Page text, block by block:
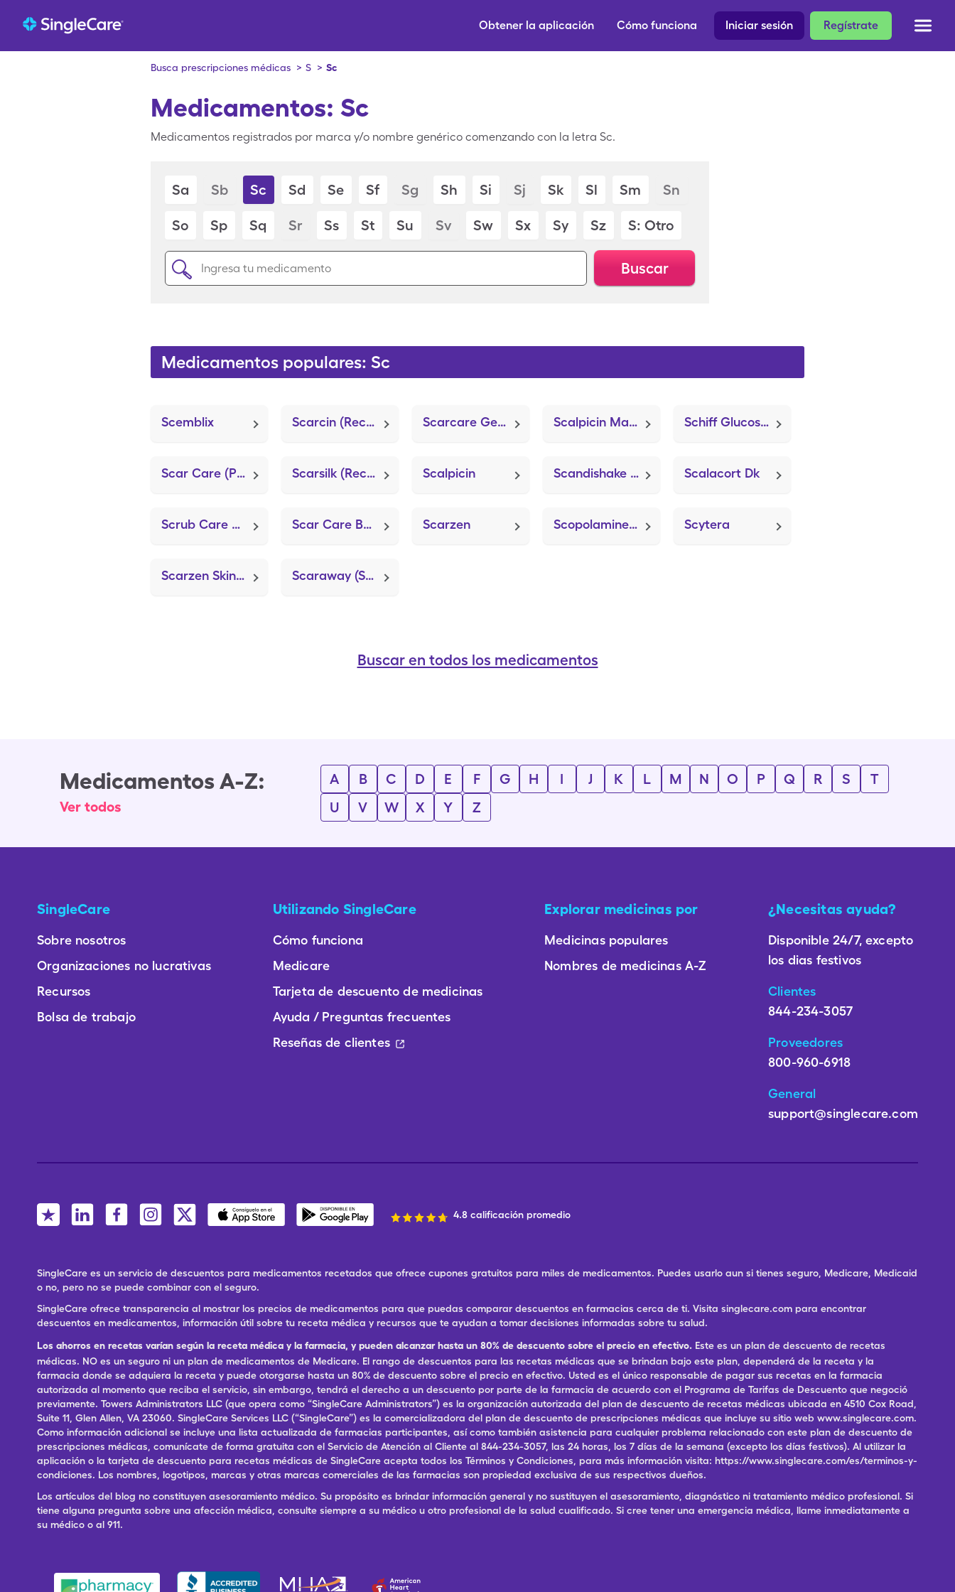
Regístrate
Iniciar sesión
Cómo funciona
Obtener la aplicación
Busca prescripciones médicas > S > Sc
Medicamentos: Sc
Medicamentos registrados por marca y/o nombre genérico comenzando con la letra Sc.
Sa Sb Sc Sd Se Sf Sg Sh Si Sj Sk Sl Sm Sn
So Sp Sq Sr Ss St Su Sv Sw Sx Sy Sz S: Otro
Buscar
Medicamentos populares: Sc
Scemblix Scarcin (Recedo) Scarcare Gel-Pad Kit/Large Scalpicin Maximum Strength Schiff Glucosamine Plus Vit D3
Scar Care (PCCA Lipoderm Base) Scarsilk (Recedo) Scalpicin Scandishake (EquaCare Jr) Scalacort Dk
Scrub Care Povidone-Iodine (Povidone-Iodine) Scar Care Base Enhanced (VersaPro) Scarzen Scopolamine (Transderm Scop) Scytera
Scarzen Skin Repair Scaraway (ScarSilk)
Buscar en todos los medicamentos
Medicamentos A-Z:
Ver todos
A B C D E F G H I J K L M N O P Q R S
T
U
V W X Y Z
SingleCare
Sobre nosotros
Organizaciones no lucrativas
Recursos
Bolsa de trabajo
Utilizando SingleCare
Cómo funciona
Medicare
Tarjeta de descuento de medicinas
Ayuda / Preguntas frecuentes
Reseñas de clientes
Explorar medicinas por
Medicinas populares
Nombres de medicinas A-Z
¿Necesitas ayuda?
Disponible 24/7, excepto
los dias festivos
Clientes
844-234-3057
Proveedores
800-960-6918
General
support@singlecare.com
4.8 calificación promedio
SingleCare es un servicio de descuentos para medicamentos recetados que ofrece cupones gratuitos para miles de medicamentos. Puedes usarlo aun si tienes seguro, Medicare, Medicaid
o no, pero no se puede combinar con el seguro.
SingleCare ofrece transparencia al mostrar los precios de medicamentos para que puedas comparar descuentos en farmacias cerca de ti. Visita singlecare.com para encontrar
descuentos en medicamentos, información útil sobre tu receta médica y recursos que te ayudan a tomar decisiones informadas sobre tu salud.
Los ahorros en recetas varían según la receta médica y la farmacia, y pueden alcanzar hasta un 80% de descuento sobre el precio en efectivo. Este es un plan de descuento de recetas
médicas. NO es un seguro ni un plan de medicamentos de Medicare. El rango de descuentos para las recetas médicas que se brindan bajo este plan, dependerá de la receta y la
farmacia donde se adquiera la receta y puede otorgarse hasta un 80% de descuento sobre el precio en efectivo. Usted es el único responsable de pagar sus recetas en la farmacia
autorizada al momento que reciba el servicio, sin embargo, tendrá el derecho a un descuento por parte de la farmacia de acuerdo con el Programa de Tarifas de Descuento que negoció
previamente. Towers Administrators LLC (que opera como “SingleCare Administrators”) es la organización autorizada del plan de descuento de recetas médicas ubicada en 4510 Cox Road,
Suite 11, Glen Allen, VA 23060. SingleCare Services LLC (“SingleCare”) es la comercializadora del plan de descuento de prescripciones médicas que incluye su sitio web www.singlecare.com.
Como información adicional se incluye una lista actualizada de farmacias participantes, así como también asistencia para cualquier problema relacionado con este plan de descuento de
prescripciones médicas, comunícate de forma gratuita con el Servicio de Atención al Cliente al 844-234-3057, las 24 horas, los 7 días de la semana (excepto los días festivos). Al utilizar la
aplicación o la tarjeta de descuento para recetas médicas de SingleCare acepta todos los Términos y Condiciones, para más información visita: https://www.singlecare.com/es/terminos-y-
condiciones. Los nombres, logotipos, marcas y otras marcas comerciales de las farmacias son propiedad exclusiva de sus respectivos dueños.
Los artículos del blog no constituyen asesoramiento médico. Su propósito es brindar información general y no sustituyen el asesoramiento, diagnóstico ni tratamiento médico profesional. Si
tiene alguna pregunta sobre una afección médica, consulte siempre a su médico u otro profesional de la salud cualificado. Si cree tener una emergencia médica, llame inmediatamente a
su médico o al 911.